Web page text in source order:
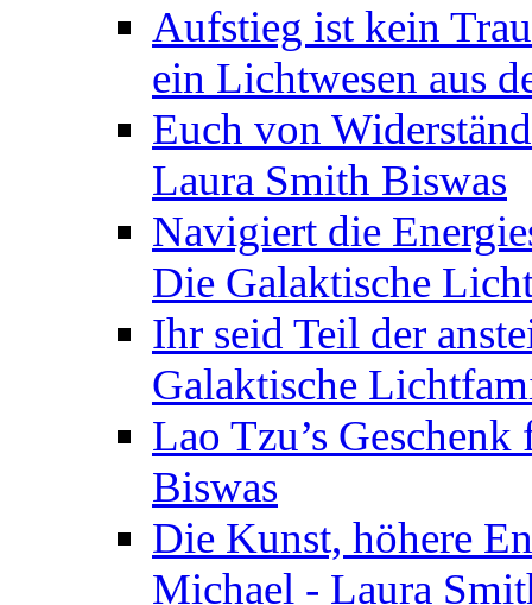
Aufstieg ist kein
ein Lichtwesen aus
Euch von
Laura Smith Biswas
Navigiert die
Die Galaktische
Ihr seid Teil der
Galaktische
Lao Tzu’s
Biswas
Die Kunst, höhere
Michael - Laura